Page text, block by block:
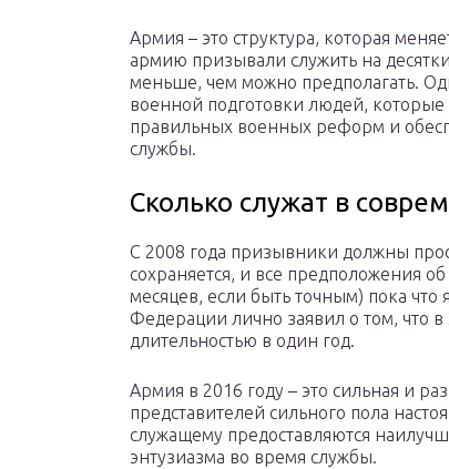
Армия – это структура, которая
армию призывали служить на
меньше, чем можно предполагать.
военной подготовки людей, которые
правильных военных реформ и
службы.
Сколько служат в
С 2008 года призывники должны
сохраняется, и все предположения
месяцев, если быть точным) пока
Федерации лично заявил о том, что
длительностью в один год.
Армия в 2016 году – это сильная и
представителей сильного пола
служащему предоставляются
энтузиазма во время службы.